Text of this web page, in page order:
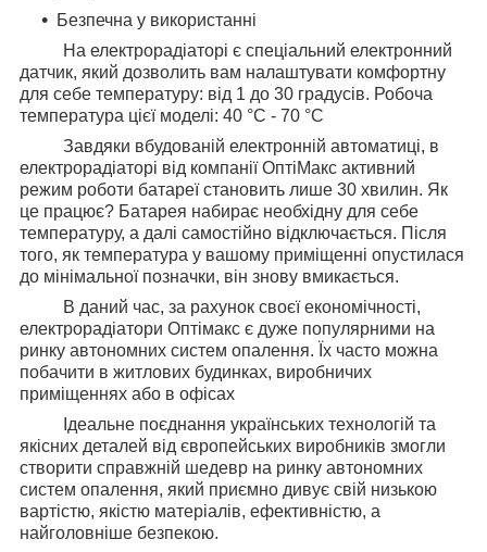
Безпечна у використанні
На електрорадіаторі є спеціальний електронний
датчик, який дозволить вам налаштувати комфортну
для себе температуру: від 1 до 30 градусів. Робоча
температура цієї моделі: 40 °C - 70 °C
Завдяки вбудованій електронній автоматиці, в
електрорадіаторі від компанії ОптіМакс активний
режим роботи батареї становить лише 30 хвилин. Як
це працює? Батарея набирає необхідну для себе
температуру, а далі самостійно відключається. Після
того, як температура у вашому приміщенні опустилася
до мінімальної позначки, він знову вмикається.
В даний час, за рахунок своєї економічності,
електрорадіатори Оптімакс є дуже популярними на
ринку автономних систем опалення. Їх часто можна
побачити в житлових будинках, виробничих
приміщеннях або в офісах
Ідеальне поєднання українських технологій та
якісних деталей від європейських виробників змогли
створити справжній шедевр на ринку автономних
систем опалення, який приємно дивує свій низькою
вартістю, якістю матеріалів, ефективністю, а
найголовніше безпекою.